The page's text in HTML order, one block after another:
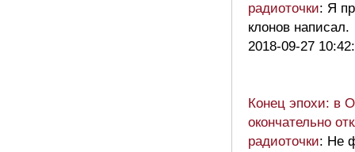
радиоточки: Я
клонов написал.
2018-09-27
Конец эпохи: в
окончательно
радиоточки: Не